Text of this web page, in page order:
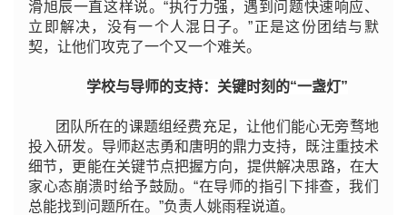
滑旭辰一直这样说。“执行力强，遇到问题快速响应、
立即解决，没有一个人混日子。”正是这份团结与默
契，让他们攻克了一个又一个难关。
学校与导师的支持：关键时刻的“一盏灯”
团队所在的课题组经费充足，让他们能心无旁骛地
投入研发。导师赵志勇和唐明的鼎力支持，既注重技术
细节，更能在关键节点把握方向，提供解决思路，在大
家心态崩溃时给予鼓励。“在导师的指引下排查，我们
总能找到问题所在。”负责人姚雨程说道。